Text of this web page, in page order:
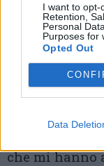
I want to opt-
Retention,
Personal
Purposes for
Opted Out
Data
in Seminario il
nell’ultimo
diaconale
alla comunità
in oratorio, il
che mi hanno